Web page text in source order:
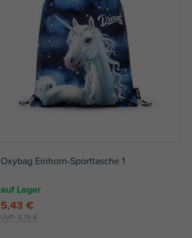
Oxybag Einhorn-Sporttasche 1
auf Lager
UVP: 6,79 €
5,43 €